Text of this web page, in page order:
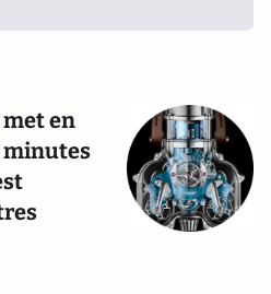
en
minutes